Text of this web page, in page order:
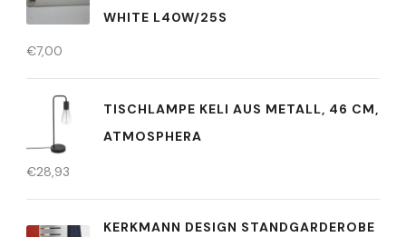
WHITE L40W/25S
€7,00
TISCHLAMPE KELI AUS METALL, 46 CM,
ATMOSPHERA
€28,93
KERKMANN DESIGN STANDGARDEROBE